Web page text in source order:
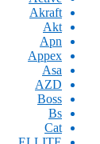
Akraft
Akt
Apn
Appex
Asa
AZD
Boss
Bs
Cat